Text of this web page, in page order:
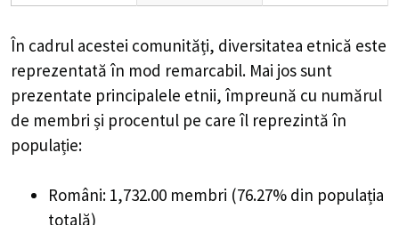
În cadrul acestei comunități, diversitatea etnică este
reprezentată în mod remarcabil. Mai jos sunt
prezentate principalele etnii, împreună cu numărul
de membri și procentul pe care îl reprezintă în
populație:
Români: 1,732.00 membri (76.27% din populația
totală)